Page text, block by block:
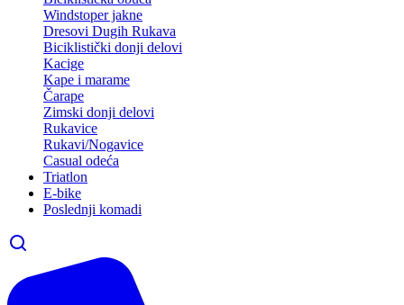
Windstoper jakne
Dresovi Dugih Rukava
Biciklistički donji delovi
Kacige
Kape i marame
Čarape
Zimski donji delovi
Rukavice
Rukavi/Nogavice
Casual odeća
Triatlon
E-bike
Poslednji komadi